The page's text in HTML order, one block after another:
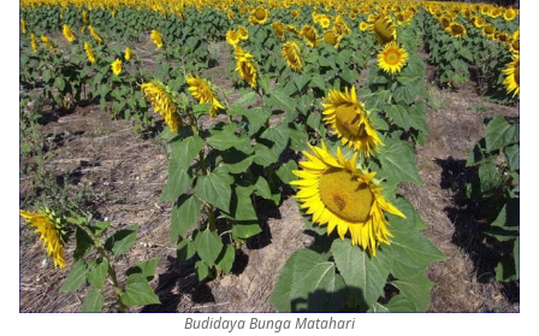
Budidaya Bunga Matahari